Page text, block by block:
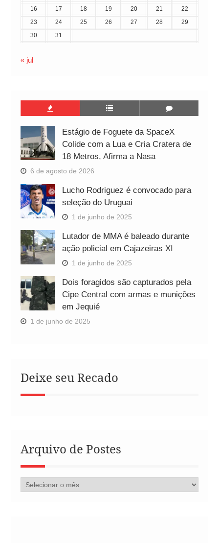
16
17 18 19 20 21
22
23
24 25 26 27 28
29
30
31
« jul
Estágio de Foguete da SpaceX
Colide com a Lua e Cria Cratera de
18 Metros, Afirma a Nasa
6 de agosto de 2026
Lucho Rodriguez é convocado para
seleção do Uruguai
1 de junho de 2025
Lutador de MMA é baleado durante
ação policial em Cajazeiras XI
1 de junho de 2025
Dois foragidos são capturados pela
Cipe Central com armas e munições
em Jequié
1 de junho de 2025
Deixe seu Recado
Arquivo de Postes
Arquivo
de